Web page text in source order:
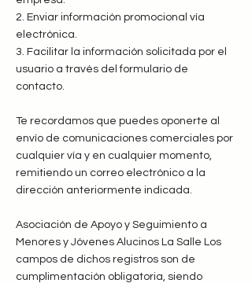
2. Enviar información promocional vía
electrónica.
3. Facilitar la información solicitada por el
usuario a través del formulario de
contacto.
Te recordamos que puedes oponerte al
envío de comunicaciones comerciales por
cualquier vía y en cualquier momento,
remitiendo un correo electrónico a la
dirección anteriormente indicada.
Asociación de Apoyo y Seguimiento a
Menores y Jóvenes Alucinos La Salle Los
campos de dichos registros son de
cumplimentación obligatoria, siendo